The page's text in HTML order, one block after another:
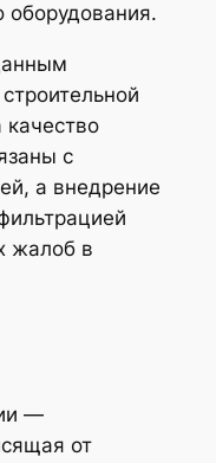
оборудования.
с
а внедрение
жалоб в
—
от